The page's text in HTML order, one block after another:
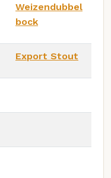
Weizendubbel
bock
Export Stout